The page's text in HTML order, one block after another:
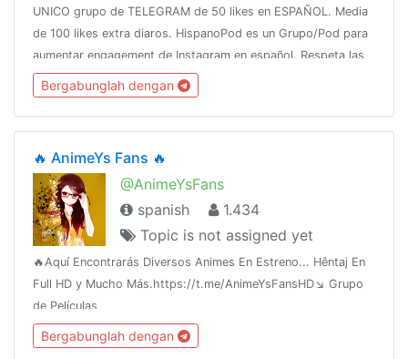
UNICO grupo de TELEGRAM de 50 likes en ESPAÑOL. Media
de 100 likes extra diaros. HispanoPod es un Grupo/Pod para
aumentar engagement de Instagram en español. Respeta las
normas y conseguirás buenos resultados 😍.
Bergabunglah dengan
🔥 AnimeYs Fans 🔥
@AnimeYsFans
spanish
1.434
Topic is not assigned yet
🔥Aquí Encontrarás Diversos Animes En Estreno... Hêntaį En
Full HD y Mucho Más.https://t.me/AnimeYsFansHD↘️ Grupo
de Películas
HD@CinePeliculasEstrenohttps://t.me/joinchat/
🔥Grupo de Hëntaîhttps://t.me/AnimeYsHentaila
Bergabunglah dengan